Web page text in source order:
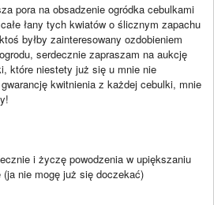
pora na obsadzenie ogródka cebulkami
łany tych kwiatów o ślicznym zapachu
byłby zainteresowany ozdobieniem
serdecznie zapraszam na aukcję
które niestety już się u mnie nie
kwitnienia z każdej cebulki, mnie
i życzę powodzenia w upiększaniu
(ja nie mogę już się doczekać)